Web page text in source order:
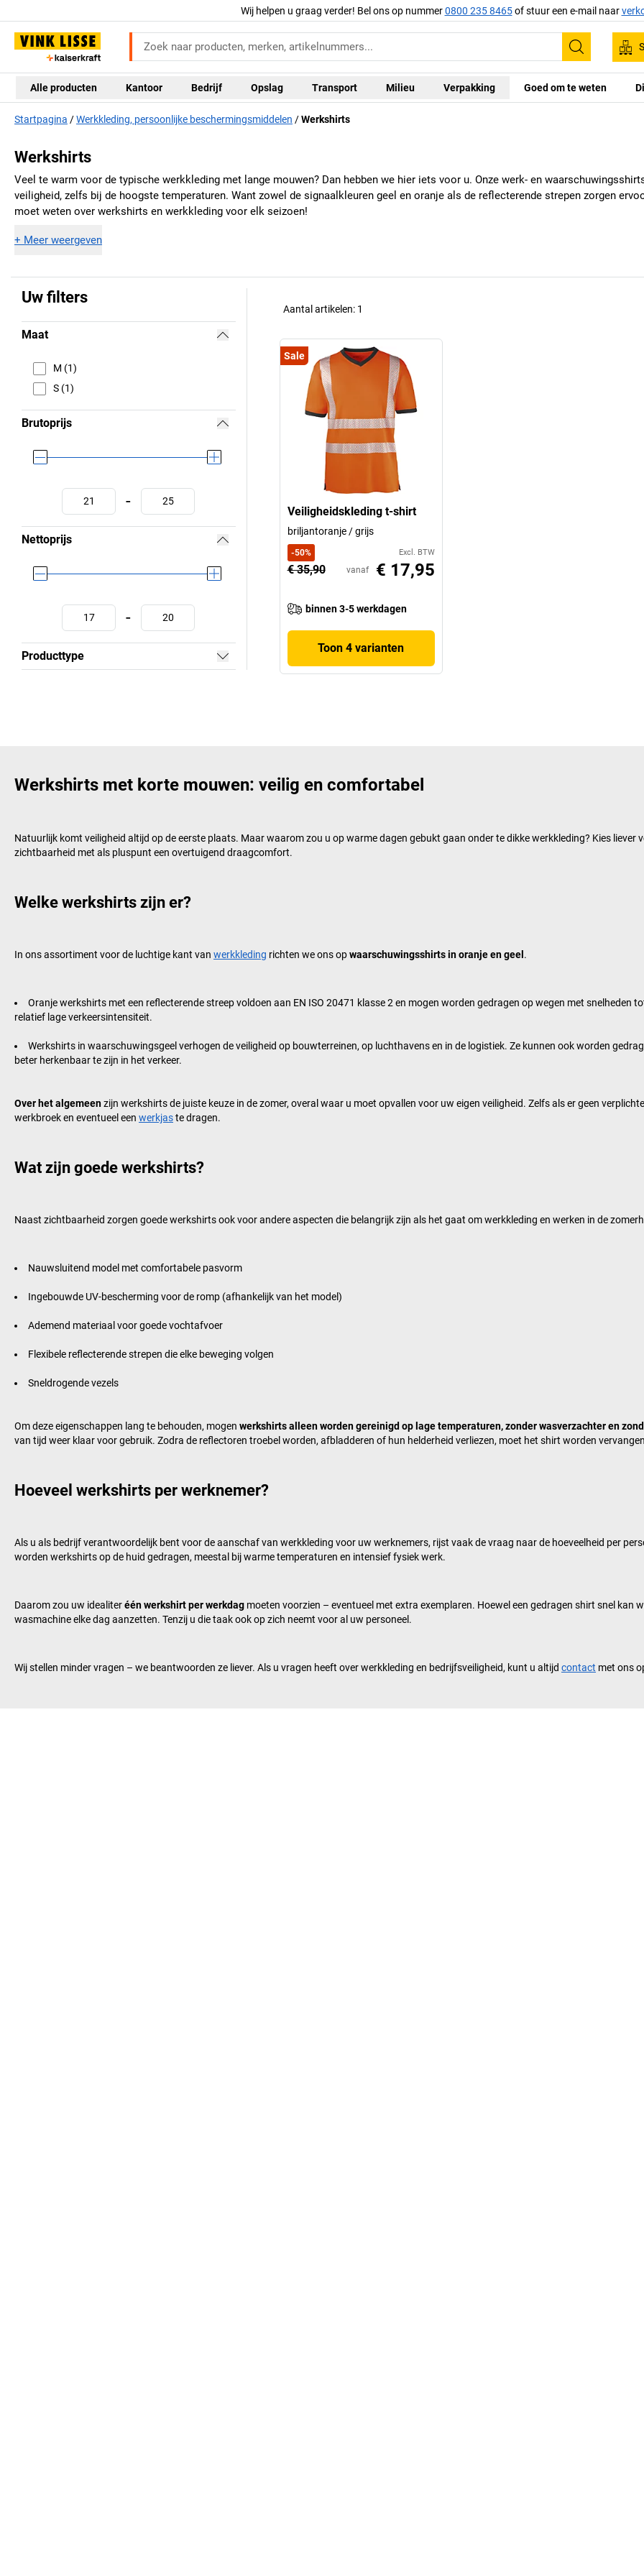
Wij helpen u graag verder! Bel ons op nummer0800 235 8465of stuur een e-mail naar
Zoeken
Alle producten Kantoor Bedrijf Opslag Transport Milieu Verpakking Goed om te weten
Startpagina Werkkleding, persoonlijke beschermingsmiddelen Werkshirts
Werkshirts
Veel te warm voor de typische werkkleding met lange mouwen? Dan hebben we hier iets voor u. Onze werk- en
veiligheid, zelfs bij de hoogste temperaturen. Want zowel de signaalkleuren geel en oranje als de reflecterende strepen zorgen
moet weten over werkshirts en werkkleding voor elk seizoen!
+ Meer weergeven
Uw filters
Maat
M (1)
S (1)
Brutoprijs
-
Nettoprijs
-
Producttype
Aantal artikelen: 1
Sale
Veiligheidskleding t-shirt
briljantoranje / grijs
-50% Excl. BTW
€ 35,90 vanaf € 17,95
binnen 3-5 werkdagen
Toon 4 varianten
Werkshirts met korte mouwen: veilig en comfortabel
Natuurlijk komt veiligheid altijd op de eerste plaats. Maar waarom zou u op warme dagen gebukt gaan onder te dikke werkkleding? Kies
zichtbaarheid met als pluspunt een overtuigend draagcomfort.
Welke werkshirts zijn er?
In ons assortiment voor de luchtige kant van werkkleding richten we ons opwaarschuwingsshirts in oranje en geel .
Oranje werkshirts met een reflecterende streep voldoen aan EN ISO 20471 klasse 2 en mogen worden gedragen op wegen met snelheden
relatief lage verkeersintensiteit.
Werkshirts in waarschuwingsgeel verhogen de veiligheid op bouwterreinen, op luchthavens en in de logistiek. Ze kunnen ook worden
beter herkenbaar te zijn in het verkeer.
Over het algemeenzijn werkshirts de juiste keuze in de zomer, overal waar u moet opvallen voor uw eigen veiligheid. Zelfs als er geen
werkbroek en eventueel een werkjaste dragen.
Wat zijn goede werkshirts?
Naast zichtbaarheid zorgen goede werkshirts ook voor andere aspecten die belangrijk zijn als het gaat om werkkleding en werken in de
Nauwsluitend model met comfortabele pasvorm
Ingebouwde UV-bescherming voor de romp (afhankelijk van het model)
Ademend materiaal voor goede vochtafvoer
Flexibele reflecterende strepen die elke beweging volgen
Sneldrogende vezels
Om deze eigenschappen lang te behouden, mogen werkshirts alleen worden gereinigd op lage temperaturen, zonder wasverzachter en
van tijd weer klaar voor gebruik. Zodra de reflectoren troebel worden, afbladderen of hun helderheid verliezen, moet het shirt worden
Hoeveel werkshirts per werknemer?
Als u als bedrijf verantwoordelijk bent voor de aanschaf van werkkleding voor uw werknemers, rijst vaak de vraag naar de hoeveelheid per
worden werkshirts op de huid gedragen, meestal bij warme temperaturen en intensief fysiek werk.
Daarom zou uw idealiteréén werkshirt per werkdag moeten voorzien – eventueel met extra exemplaren. Hoewel een gedragen shirt snel
wasmachine elke dag aanzetten. Tenzij u die taak ook op zich neemt voor al uw personeel.
Wij stellen minder vragen – we beantwoorden ze liever. Als u vragen heeft over werkkleding en bedrijfsveiligheid, kunt u altijd contact met ons